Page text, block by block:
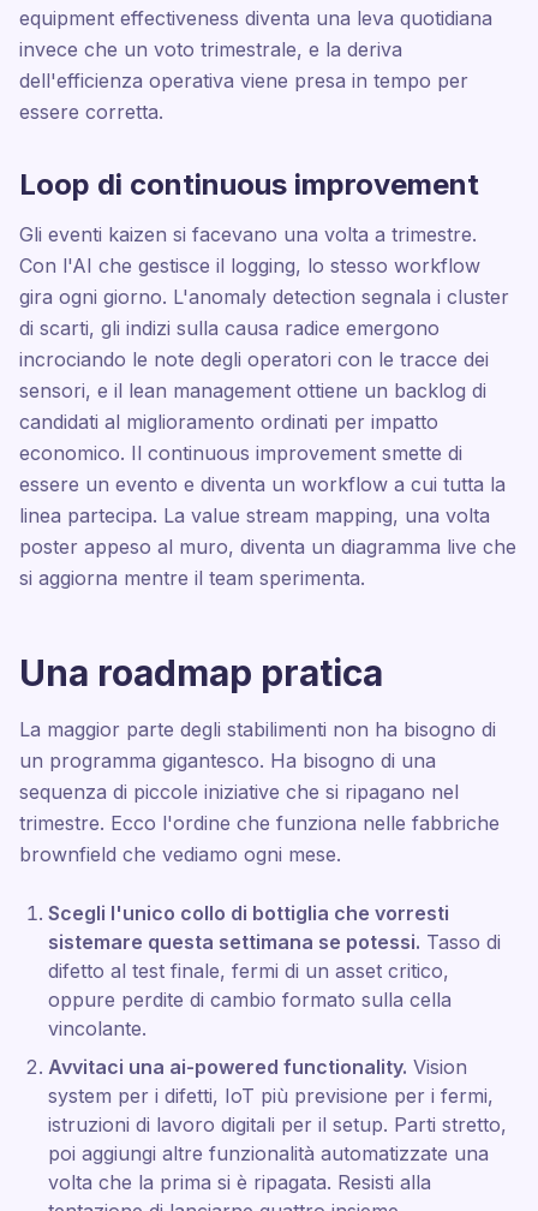
equipment effectiveness diventa una leva quotidiana
invece che un voto trimestrale, e la deriva
dell'efficienza operativa viene presa in tempo per
essere corretta.
Loop di continuous improvement
Gli eventi kaizen si facevano una volta a trimestre.
Con l'AI che gestisce il logging, lo stesso workflow
gira ogni giorno. L'anomaly detection segnala i cluster
di scarti, gli indizi sulla causa radice emergono
incrociando le note degli operatori con le tracce dei
sensori, e il lean management ottiene un backlog di
candidati al miglioramento ordinati per impatto
economico. Il continuous improvement smette di
essere un evento e diventa un workflow a cui tutta la
linea partecipa. La value stream mapping, una volta
poster appeso al muro, diventa un diagramma live che
si aggiorna mentre il team sperimenta.
Una roadmap pratica
La maggior parte degli stabilimenti non ha bisogno di
un programma gigantesco. Ha bisogno di una
sequenza di piccole iniziative che si ripagano nel
trimestre. Ecco l'ordine che funziona nelle fabbriche
brownfield che vediamo ogni mese.
Scegli l'unico collo di bottiglia che vorresti
sistemare questa settimana se potessi. Tasso di
difetto al test finale, fermi di un asset critico,
oppure perdite di cambio formato sulla cella
vincolante.
Avvitaci una ai-powered functionality. Vision
system per i difetti, IoT più previsione per i fermi,
istruzioni di lavoro digitali per il setup. Parti stretto,
poi aggiungi altre funzionalità automatizzate una
volta che la prima si è ripagata. Resisti alla